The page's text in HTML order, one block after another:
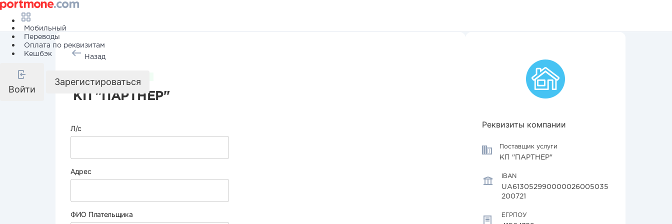
Мобильный
Переводы
Оплата по реквизитам
Кешбэк
Войти
Зарегистироваться
Назад
КП "ПАРТНЕР"
Л/с
Адрес
ФИО Плательщика
Реквизиты компании
Поставщик услуги
КП "ПАРТНЕР"
IBAN
UA613052990000026005035
200721
ЕГРПОУ